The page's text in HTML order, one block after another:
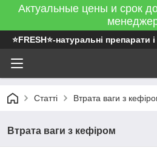
Актуальные цены и срок
⭐FRESH⭐-натуральні препарати
Статті Втрата ваги з
Втрата ваги з кефіром